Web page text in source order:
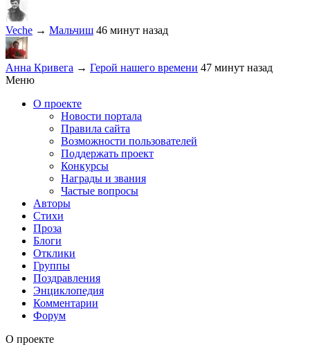
Veche → Мальчиш 46 минут назад
Анна Кривега → Герой нашего времени 47 минут назад
Меню
О проекте
Новости портала
Правила сайта
Возможности пользователей
Поддержать проект
Конкурсы
Награды и звания
Частые вопросы
Авторы
Стихи
Проза
Блоги
Отклики
Группы
Поздравления
Энциклопедия
Комментарии
Форум
О проекте